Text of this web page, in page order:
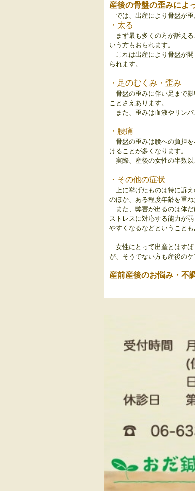
産後の骨盤の歪みによ
では、出産により骨盤が
・ 太る
まず最も多くの方が訴え
いう方もおられます。
これは出産により骨盤が
られます。
・足のむくみ・歪み
骨盤の歪みに伴い足まで
ことさえあります。
また、歪みは血液やリン
・ 腰痛
骨盤の歪みは腰への負担
けることが多くなります。
実際、産後の女性の半数
・ その他の症状
上に挙げたものは特に訴
のほか、ある程度年齢を重
また、弊害が出るのは体
ストレスに対応する能力が
やすくなるなどということも
女性にとって出産とはす
が、そうでない方も産後の
産前産後のお悩み・不